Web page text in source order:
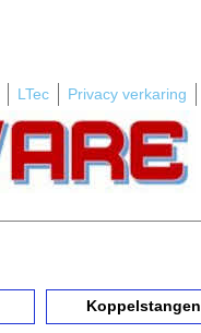
LTec Privacy verkaring
Koppelstangen